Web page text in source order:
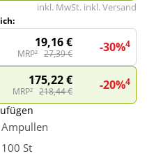
inkl. MwSt. inkl. Versand
19,16 €
MRP² 27,39 € -30%4
175,22 €
MRP² 218,44 € -20%4
Ampullen
100 St